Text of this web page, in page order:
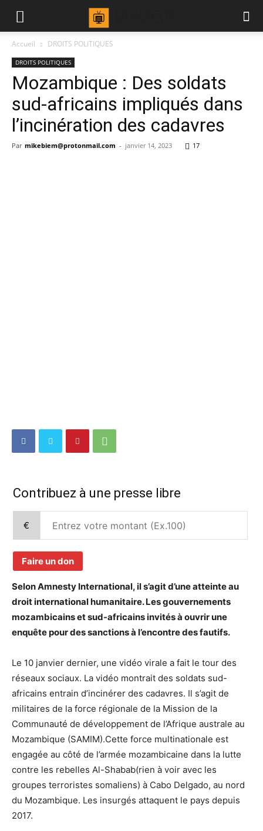
Accueil DROITS POLITIQUES
DROITS POLITIQUES
Mozambique : Des soldats
sud-africains impliqués dans
l’incinération des cadavres
Par mikebiem@protonmail.com - janvier 14, 2023 17
Contribuez à une presse libre
€
Faire un don
Selon Amnesty International, il s’agit d’une atteinte au
droit international humanitaire. Les gouvernements
mozambicains et sud-africains invités à ouvrir une
enquête pour des sanctions à l’encontre des fautifs.
Le 10 janvier dernier, une vidéo virale a fait le tour des
réseaux sociaux. La vidéo montrait des soldats sud-
africains entrain d’incinérer des cadavres. Il s’agit de
militaires de la force régionale de la Mission de la
Communauté de développement de l’Afrique australe au
Mozambique (SAMIM).Cette force multinationale est
engagée au côté de l’armée mozambicaine dans la lutte
contre les rebelles Al-Shabab(rien à voir avec les
groupes terroristes somaliens) à Cabo Delgado, au nord
du Mozambique. Les insurgés attaquent le pays depuis
2017.